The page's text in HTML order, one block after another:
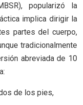
popularizó la
implica dirigir la
partes del cuerpo,
tradicionalmente
abreviada de 10
de los pies,